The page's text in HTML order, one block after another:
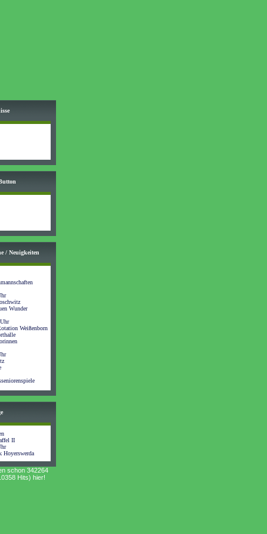
/ Neuigkeiten
Wunder
Weißenborn
II
Hoyerswerda
schon 342264
Hits) hier!